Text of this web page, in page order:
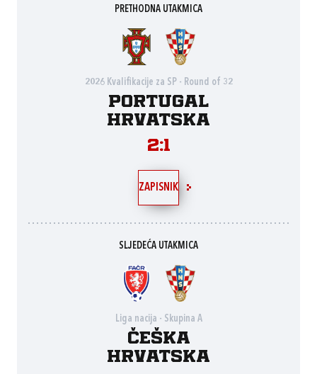
PRETHODNA UTAKMICA
2026 Kvalifikacije za SP - Round of 32
Portugal
Hrvatska
2:1
ZAPISNIK
SLJEDEĆA UTAKMICA
Liga nacija - Skupina A
Češka
Hrvatska